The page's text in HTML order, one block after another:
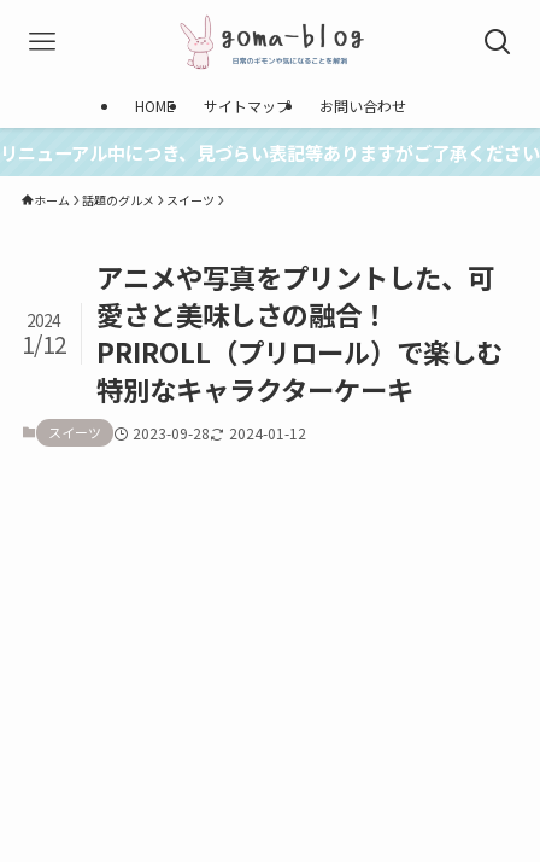
HOME サイトマップ お問い合わせ
リニューアル中につき、見づらい表記等ありますがご了承ください
ホーム 話題のグルメ スイーツ
アニメや写真をプリントした、可
愛さと美味しさの融合！
PRIROLL（プリロール）で楽しむ
特別なキャラクターケーキ
2024
1/12
スイーツ 2023-09-28 2024-01-12